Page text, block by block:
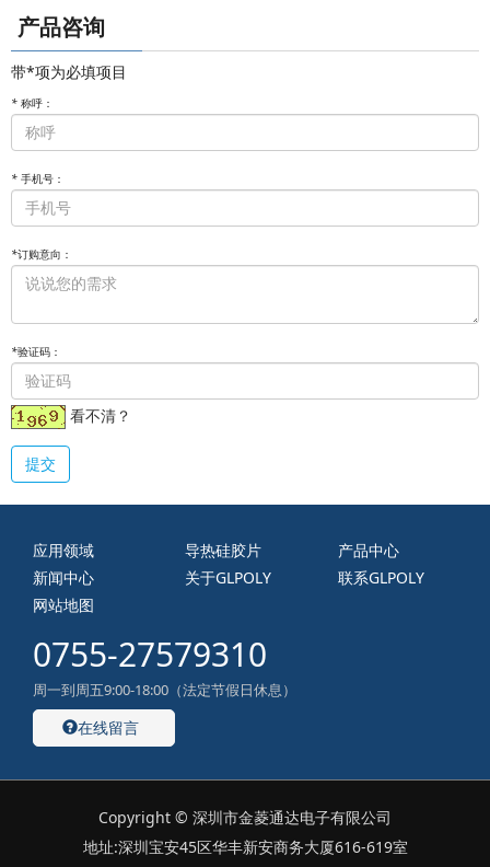
产品咨询
带*项为必填项目
* 称呼：
* 手机号：
*订购意向：
*验证码：
看不清？
提交
应用领域 导热硅胶片
产品中心
新闻中心
关于GLPOLY
联系GLPOLY
网站地图
0755-27579310
周一到周五9:00-18:00（法定节假日休息）
在线留言
Copyright © 深圳市金菱通达电子有限公司
地址:深圳宝安45区华丰新安商务大厦616-619室